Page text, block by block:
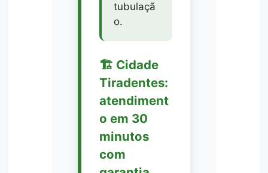
tubulaçã
o.
🏗️ Cidade
Tiradentes:
atendiment
o em 30
minutos
com